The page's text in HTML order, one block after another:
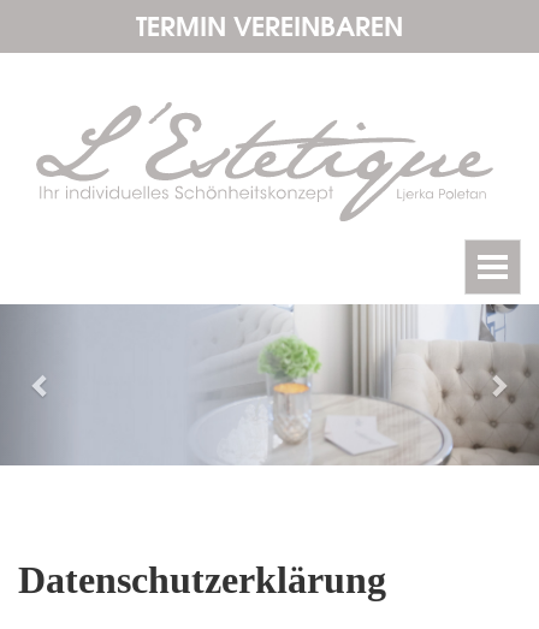
TERMIN VEREINBAREN
Datenschutz­erklärung